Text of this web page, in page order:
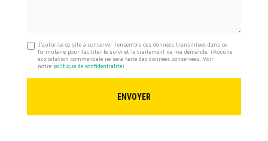
J'autorise ce site à conserver l'ensemble des données transmises dans ce
formulaire pour faciliter le suivi et le traitement de ma demande. (Aucune
exploitation commerciale ne sera faite des données conservées. Voir
notre politique de confidentialité)